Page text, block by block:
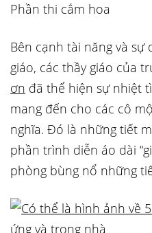
Phần thi cắm hoa
Bên cạnh tài năng và sự
giáo, các thầy giáo của
ơn đã thể hiện sự nhiệt
mang đến cho các cô
nghĩa. Đó là những tiết
phần trình diễn áo dài
phòng bùng nổ những